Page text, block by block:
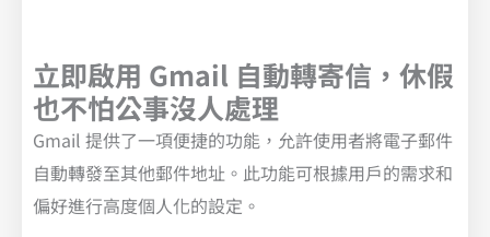
立即啟用 Gmail 自動轉寄信，休假
也不怕公事沒人處理
Gmail 提供了一項便捷的功能，允許使用者將電子郵件
自動轉發至其他郵件地址。此功能可根據用戶的需求和
偏好進行高度個人化的設定。